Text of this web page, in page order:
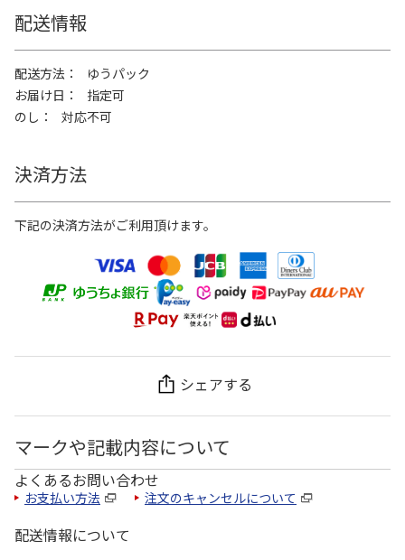
配送情報
配送方法
ゆうパック
お届け日
指定可
のし
対応不可
決済方法
下記の決済方法がご利用頂けます。
シェアする
マークや記載内容について
よくあるお問い合わせ
お支払い方法 注文のキャンセルについて
配送情報について